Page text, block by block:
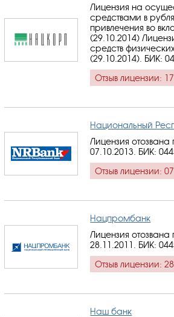
Лицензия на
средствами в
привлечения во
(29.10.2014)
средств
(29.10.2014). БИК:
Отзыв лицензии:
Национальный
Лицензия
07.10.2013. БИК:
Отзыв лицензии:
Нацпромбанк
Лицензия
28.11.2011. БИК:
Отзыв лицензии:
Наш банк